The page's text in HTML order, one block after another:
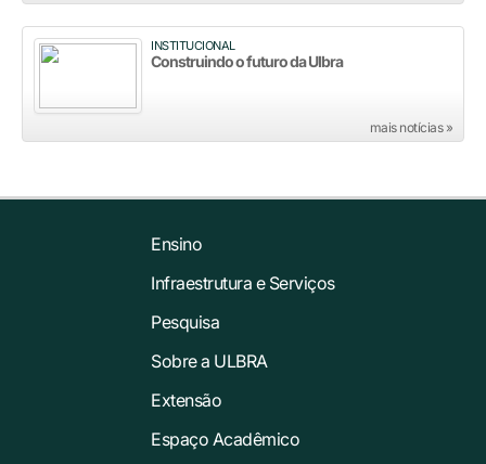
INSTITUCIONAL
Construindo o futuro da Ulbra
mais notícias »
Ensino
Infraestrutura e Serviços
Pesquisa
Sobre a ULBRA
Extensão
Espaço Acadêmico